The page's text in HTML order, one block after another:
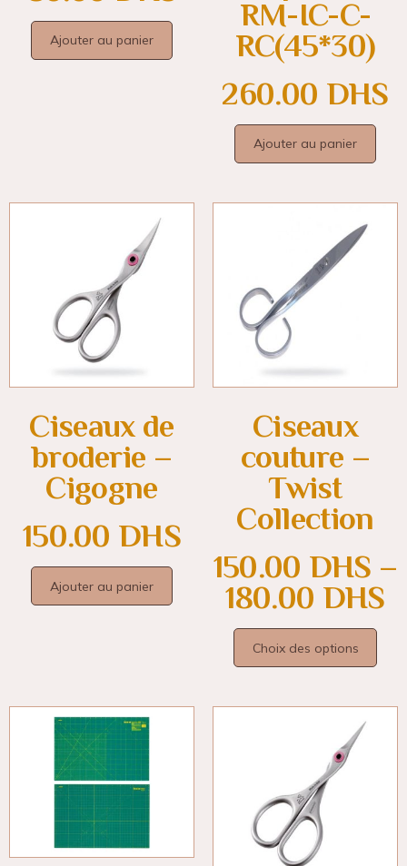
Ajouter au panier
RM-IC-C-
RC(45*30)
260.00 DHS
Ajouter au panier
Ciseaux de
broderie –
Cigogne
150.00 DHS
Ajouter au panier
Ciseaux
couture –
Twist
Collection
150.00 DHS –
180.00 DHS
Choix des options